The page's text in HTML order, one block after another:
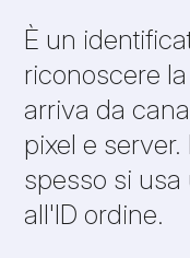
È un
riconoscere
arriva da
pixel e
spesso si
all'ID ordine.